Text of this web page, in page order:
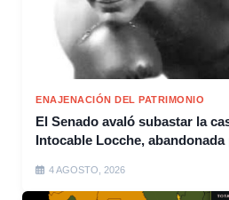
ENAJENACIÓN DEL PATRIMONIO
El Senado avaló subastar la
Intocable Locche,
4 AGOSTO, 2026